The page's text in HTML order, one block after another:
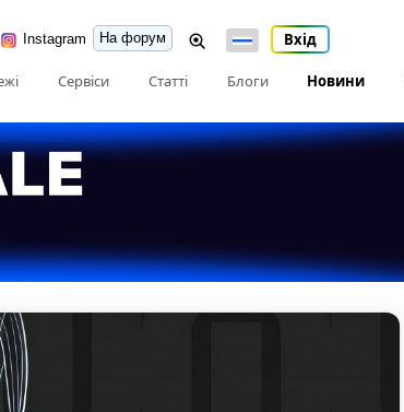
Instagram На форум Вхід
Сервіси Статті Блоги Новини